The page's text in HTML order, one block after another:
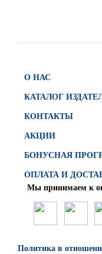
О НАС
КАТАЛОГ
КОНТАКТЫ
АКЦИИ
БОНУСНАЯ
ОПЛАТА И
Мы принимаем к
Политика в